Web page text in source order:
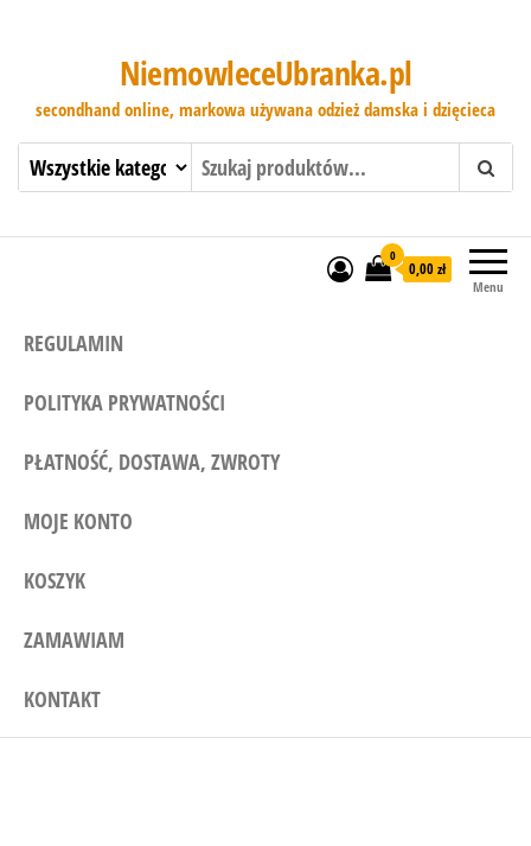
NiemowleceUbranka.pl
secondhand online, markowa używana odzież damska i dzięcieca
Menu
0
0,00 zł
REGULAMIN
POLITYKA PRYWATNOŚCI
PŁATNOŚĆ, DOSTAWA, ZWROTY
MOJE KONTO
KOSZYK
ZAMAWIAM
KONTAKT